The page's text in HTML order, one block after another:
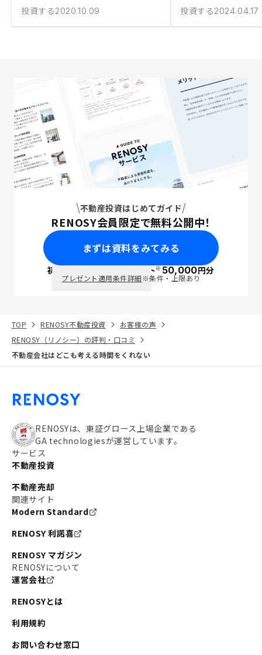
投資する2020.10.09
投資する2024.04.17
不動産投資はじめてガイド
RENOSY会員限定で無料公開中！
まずは資料をみてみる
初回面談で ポイント※50,000円分
プレゼント適用条件詳細※条件・上限あり
TOP RENOSY不動産投資
お客様の声
RENOSY（リノシー）の評判・口コミ
不動産会社はどこも考える時間をくれない
RENOSYは、東証グロース上場企業である
GA technologiesが運営しています。
サービス
不動産投資
不動産売却
関連サイト
Modern Standard
RENOSY 利諾喜
RENOSY マガジン
RENOSYについて
運営会社
RENOSYとは
利用規約
お問い合わせ窓口